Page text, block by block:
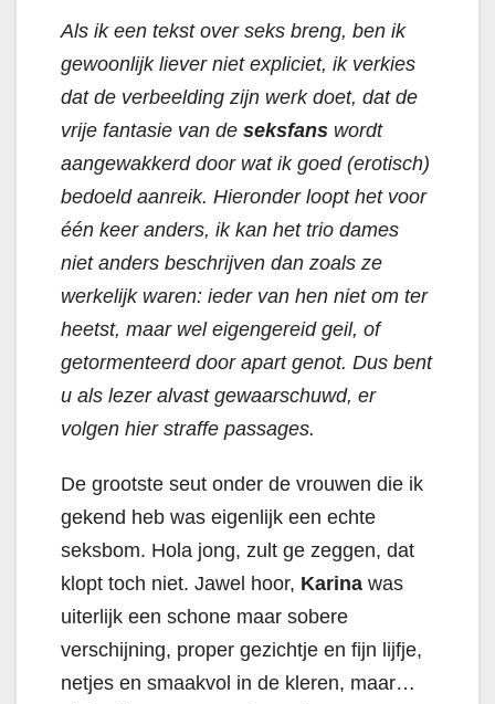
Als ik een tekst over seks breng, ben ik
gewoonlijk liever niet expliciet, ik verkies
dat de verbeelding zijn werk doet, dat de
vrije fantasie van de seksfans wordt
aangewakkerd door wat ik goed (erotisch)
bedoeld aanreik. Hieronder loopt het voor
één keer anders, ik kan het trio dames
niet anders beschrijven dan zoals ze
werkelijk waren: ieder van hen niet om ter
heetst, maar wel eigengereid geil, of
getormenteerd door apart genot. Dus bent
u als lezer alvast gewaarschuwd, er
volgen hier straffe passages.
De grootste seut onder de vrouwen die ik
gekend heb was eigenlijk een echte
seksbom. Hola jong, zult ge zeggen, dat
klopt toch niet. Jawel hoor, Karina was
uiterlijk een schone maar sobere
verschijning, proper gezichtje en fijn lijfje,
netjes en smaakvol in de kleren, maar…